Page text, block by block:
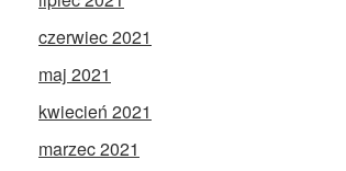
czerwiec 2021
maj 2021
kwiecień 2021
marzec 2021